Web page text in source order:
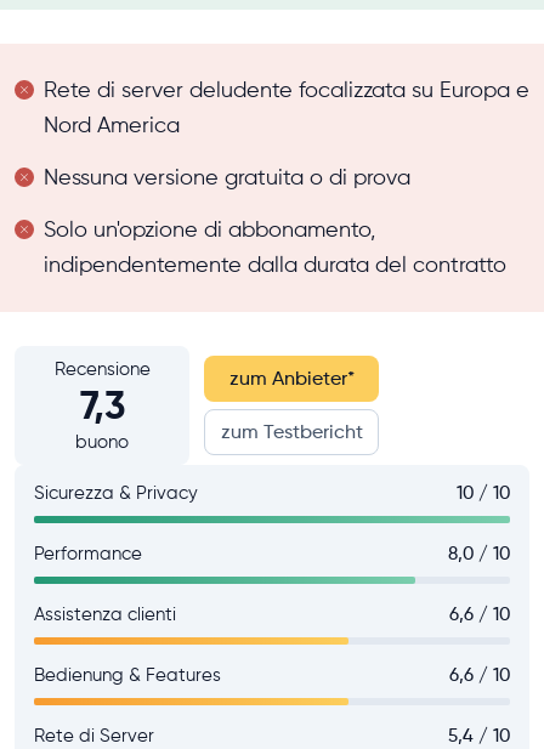
Rete di server deludente focalizzata su Europa e
Nord America
Nessuna versione gratuita o di prova
Solo un'opzione di abbonamento,
indipendentemente dalla durata del contratto
Recensione
7,3
buono
zum Anbieter*
zum Testbericht
Sicurezza & Privacy 10 / 10
Performance 8,0 / 10
Assistenza clienti 6,6 / 10
Bedienung & Features 6,6 / 10
Rete di Server 5,4 / 10